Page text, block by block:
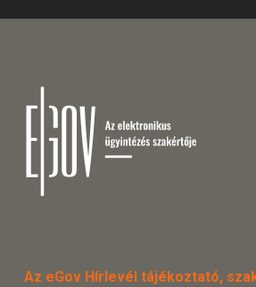
Az eGov Hírlevél tájékoztató,